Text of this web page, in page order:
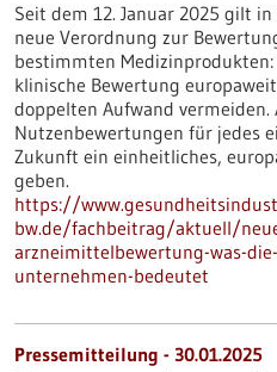
Seit dem 12. Januar 2025 gilt
neue Verordnung zur
bestimmten Medizinprodukten:
klinische Bewertung
doppelten Aufwand
Nutzenbewertungen für jedes
Zukunft ein einheitliches,
geben.
https://
bw.de/fachbeitrag/aktuell/
arzneimittelbewertung-was-
unternehmen-bedeutet
Pressemitteilung - 30.01.2025